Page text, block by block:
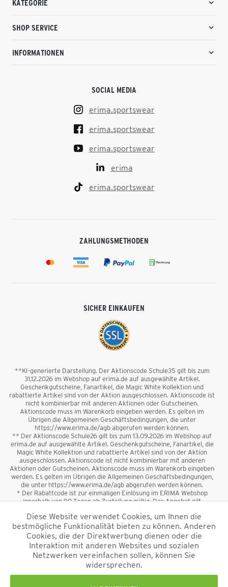
KATEGORIE
SHOP SERVICE
INFORMATIONEN
SOCIAL MEDIA
erima.sportswear
erima.sportswear
erima.sportswear
erima
erima.sportswear
ZAHLUNGSMETHODEN
SICHER EINKAUFEN
**KI-generierte Darstellung. Der Aktionscode Schule35 gilt bis zum
31.12.2026 im Webshop auf erima.de auf ausgewählte Artikel.
Geschenkgutscheine, Fanartikel, die Magic White Kollektion und
rabattierte Artikel sind von der Aktion ausgeschlossen. Aktionscode ist
nicht kombinierbar mit anderen Aktionen oder Gutscheinen.
Aktionscode muss im Warenkorb eingeben werden. Es gelten im
Übrigen die Allgemeinen Geschäftsbedingungen, die unter
https://www.erima.de/agb abgerufen werden können.
** Der Aktionscode Schule26 gilt bis zum 13.09.2026 im Webshop auf
erima.de auf ausgewählte Artikel. Geschenkgutscheine, Fanartikel, die
Magic White Kollektion und rabattierte Artikel sind von der Aktion
ausgeschlossen. Aktionscode ist nicht kombinierbar mit anderen
Aktionen oder Gutscheinen. Aktionscode muss im Warenkorb eingeben
werden. Es gelten im Übrigen die Allgemeinen Geschäftsbedingungen,
die unter https://www.erima.de/agb abgerufen werden können.
* Der Rabattcode ist zur einmaligen Einlösung im ERIMA Webshop
innerhalb von 90 Tagen ab Zustellung gültig. Das Angebot gilt
sowie Geschenkgutscheine sind vom Rabatt ausgeschlossen. Der
Rabattcode ist nicht mit anderen Aktionen oder Gutscheinen
kombinierbar. Der Mindestbestellwert beträgt 50 €
*Alle Preise verstehen sich inkl. Mehrwertsteuer und zzgl.
und ggf. Nachnahmegebühren, wenn nicht anders
beschrieben.
Diese Website verwendet Cookies, um Ihnen die
bestmögliche Funktionalität bieten zu können. Anderen
Cookies, die der Direktwerbung dienen oder die
Interaktion mit anderen Websites und sozialen
Netzwerken vereinfachen sollen, können Sie
widersprechen.